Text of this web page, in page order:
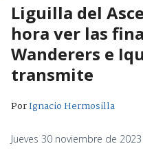
Liguilla del
hora ver las
Wanderers e
transmite
PorIgnacio Hermosilla
Jueves 30 noviembre de